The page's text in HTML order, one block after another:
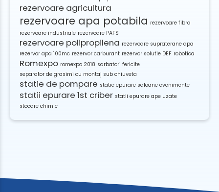
rezervoare agricultura
rezervoare apa potabila rezervoare fibra
rezervoare industriale rezervoare PAFS
rezervoare polipropilena rezervoare supraterane apa
rezervor apa 100mc rezervor carburant rezervor solutie DEF robotica
Romexpo romexpo 2018 sarbatori fericite
separator de grasimi cu montaj sub chiuveta
statie de pompare statie epurare saloane evenimente
statii epurare 1st criber statii epurare ape uzate
stocare chimic